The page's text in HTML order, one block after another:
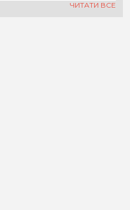
ЧИТАТИ ВСЕ